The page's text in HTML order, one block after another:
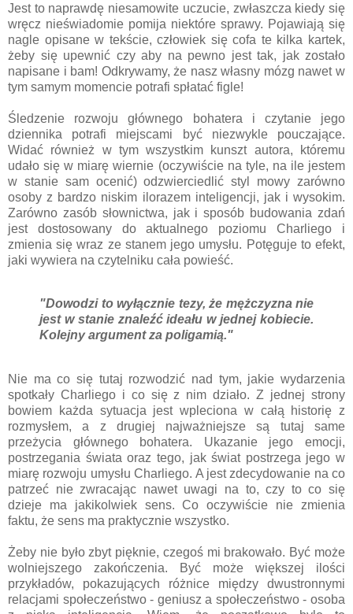
Jest to naprawdę niesamowite uczucie, zwłaszcza kiedy się
wręcz nieświadomie pomija niektóre sprawy. Pojawiają się
nagle opisane w tekście, człowiek się cofa te kilka kartek,
żeby się upewnić czy aby na pewno jest tak, jak zostało
napisane i bam! Odkrywamy, że nasz własny mózg nawet w
tym samym momencie potrafi spłatać figle!
Śledzenie rozwoju głównego bohatera i czytanie jego
dziennika potrafi miejscami być niezwykle pouczające.
Widać również w tym wszystkim kunszt autora, któremu
udało się w miarę wiernie (oczywiście na tyle, na ile jestem
w stanie sam ocenić) odzwierciedlić styl mowy zarówno
osoby z bardzo niskim ilorazem inteligencji, jak i wysokim.
Zarówno zasób słownictwa, jak i sposób budowania zdań
jest dostosowany do aktualnego poziomu Charliego i
zmienia się wraz ze stanem jego umysłu. Potęguje to efekt,
jaki wywiera na czytelniku cała powieść.
"Dowodzi to wyłącznie tezy, że mężczyzna nie
jest w stanie znaleźć ideału w jednej kobiecie.
Kolejny argument za poligamią."
Nie ma co się tutaj rozwodzić nad tym, jakie wydarzenia
spotkały Charliego i co się z nim działo. Z jednej strony
bowiem każda sytuacja jest wpleciona w całą historię z
rozmysłem, a z drugiej najważniejsze są tutaj same
przeżycia głównego bohatera. Ukazanie jego emocji,
postrzegania świata oraz tego, jak świat postrzega jego w
miarę rozwoju umysłu Charliego. A jest zdecydowanie na co
patrzeć nie zwracając nawet uwagi na to, czy to co się
dzieje ma jakikolwiek sens. Co oczywiście nie zmienia
faktu, że sens ma praktycznie wszystko.
Żeby nie było zbyt pięknie, czegoś mi brakowało. Być może
wolniejszego zakończenia. Być może większej ilości
przykładów, pokazujących różnice między dwustronnymi
relacjami społeczeństwo - geniusz a społeczeństwo - osoba